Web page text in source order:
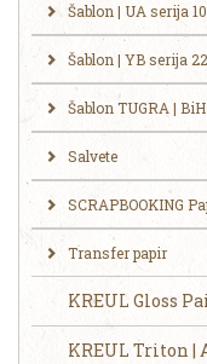
Šablon | UA serija
Šablon | YB serija
Šablon TUGRA |
Salvete
SCRAPBOOKING
Transfer papir
KREUL Gloss
KREUL Triton